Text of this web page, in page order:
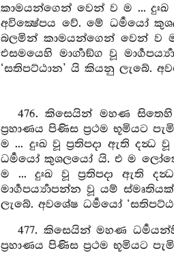
කාමයන්ගෙන් වෙන් ව ම ... දුඃඛ
අවික්‍ෂේපය වේ. මේ ධර්‍මයෝ
බලමින් කාමයන්ගෙන් වෙන් ව ම
එසමයෙහි මාර්‍ගාඞ්ග වූ
‘සතිපට්ඨාන’ යි කියනු ලැබේ.
476. කිසෙයින් මහණ
ප්‍රහාණය පිණිස ප්‍රථම භූමියට
ම ... දුඃඛ වූ ප්‍රතිපදා ඇති දන්‍ධ
ධර්‍මයෝ කුශලයෝ යි. එ ම
ම ... දුඃඛ වූ ප්‍රතිපදා ඇති
මාර්‍ගපර්‍ය්‍යාපන්න වූ යම්
ලැබේ. අවශේෂ ධර්‍මයෝ
477. කිසෙයින් මහණ
ප්‍රහාණය පිණිස ප්‍රථම භූමියට